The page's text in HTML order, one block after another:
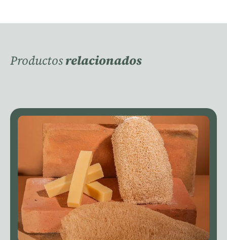
Productosrelacionados